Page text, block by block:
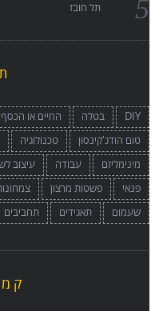
תל חובז
DIY בטלה החיים או הכסף
טום הודג'קינסון
טכנולוגיה
מינימליזם
עבודה עיצוב
פנאי
פשטות מרצון
שעמום
תאגידים תחביבים